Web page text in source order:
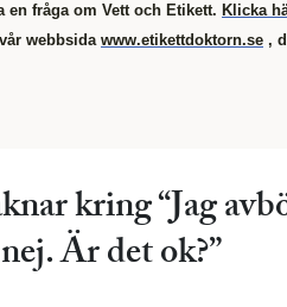
en fråga om Vett och Etikett. Klicka
webbsida www.etikettdoktorn.se ,
kring “Jag
Är det ok?”